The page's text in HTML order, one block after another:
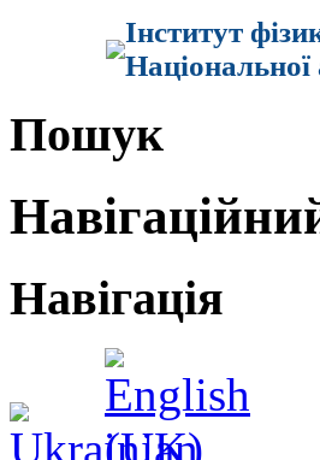
Інститут
Національної
Пошук
Навігація